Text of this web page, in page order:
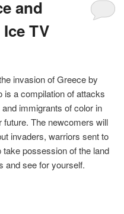
and
TV
invasion of Greece by
is a compilation of attacks
immigrants of color in
The newcomers will
invaders, warriors sent to
possession of the land
and see for yourself.